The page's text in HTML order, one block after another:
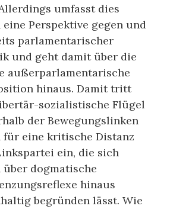
umfasst dies
eine Perspektive gegen und
parlamentarischer
und geht damit über die
außerparlamentarische
hinaus. Damit tritt
sozialistische Flügel
der Bewegungslinken
für eine kritische Distanz
ein, die sich
über dogmatische
hinaus
begründen lässt. Wie